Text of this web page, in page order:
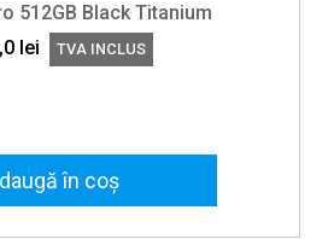
512GB Black Titanium
lei TVA INCLUS
în coș